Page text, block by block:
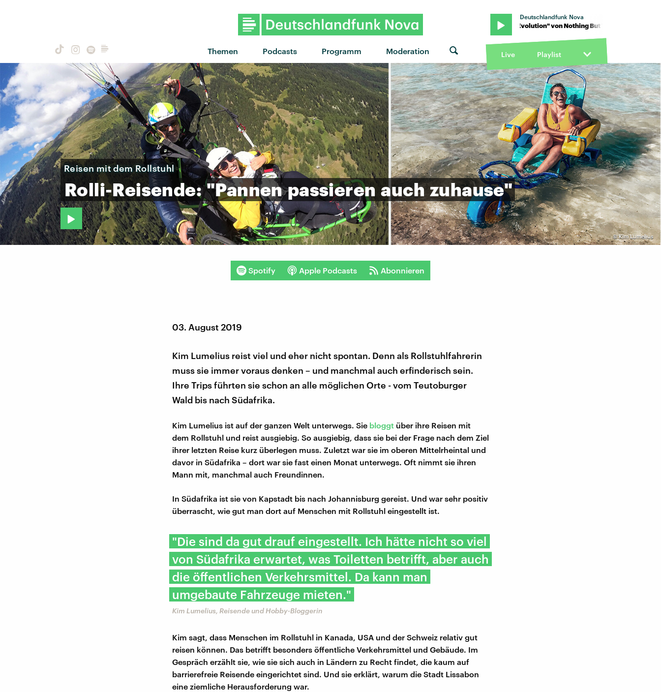
Themen Podcasts Programm Moderation
Deutschlandfunk Nova
"Evolution" von Nothing But Thieves · "Evolution" von Nothing But Thieves · "Evolution" von
Live Playlist
©Kim Lumelius
Reisen mit dem Rollstuhl
Rolli-Reisende: "Pannen passieren auch zuhause"
Spotify Apple Podcasts Abonnieren
03. August 2019
Kim Lumelius reist viel und eher nicht spontan. Denn als Rollstuhlfahrerin
muss sie immer voraus denken – und manchmal auch erfinderisch sein.
Ihre Trips führten sie schon an alle möglichen Orte - vom Teutoburger
Wald bis nach Südafrika.
Kim Lumelius ist auf der ganzen Welt unterwegs. Sie bloggt über ihre Reisen mit
dem Rollstuhl und reist ausgiebig. So ausgiebig, dass sie bei der Frage nach dem Ziel
ihrer letzten Reise kurz überlegen muss. Zuletzt war sie im oberen Mittelrheintal und
davor in Südafrika – dort war sie fast einen Monat unterwegs. Oft nimmt sie ihren
Mann mit, manchmal auch Freundinnen.
In Südafrika ist sie von Kapstadt bis nach Johannisburg gereist. Und war sehr positiv
überrascht, wie gut man dort auf Menschen mit Rollstuhl eingestellt ist.
"Die sind da gut drauf eingestellt. Ich hätte nicht so viel
von Südafrika erwartet, was Toiletten betrifft, aber auch
die öffentlichen Verkehrsmittel. Da kann man
umgebaute Fahrzeuge mieten."
Kim Lumelius, Reisende und Hobby-Bloggerin
Kim sagt, dass Menschen im Rollstuhl in Kanada, USA und der Schweiz relativ gut
reisen können. Das betrifft besonders öffentliche Verkehrsmittel und Gebäude. Im
Gespräch erzählt sie, wie sie sich auch in Ländern zu Recht findet, die kaum auf
barrierefreie Reisende eingerichtet sind. Und sie erklärt, warum die Stadt Lissabon
eine ziemliche Herausforderung war.